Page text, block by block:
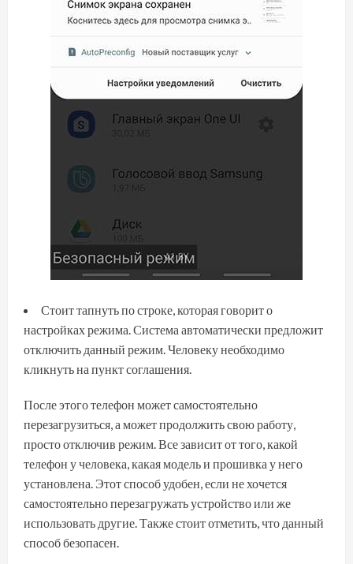
Стоит тапнуть по строке, которая говорит о
настройках режима. Система автоматически предложит
отключить данный режим. Человеку необходимо
кликнуть на пункт соглашения.
После этого телефон может самостоятельно
перезагрузиться, а может продолжить свою работу,
просто отключив режим. Все зависит от того, какой
телефон у человека, какая модель и прошивка у него
установлена. Этот способ удобен, если не хочется
самостоятельно перезагружать устройство или же
использовать другие. Также стоит отметить, что данный
способ безопасен.